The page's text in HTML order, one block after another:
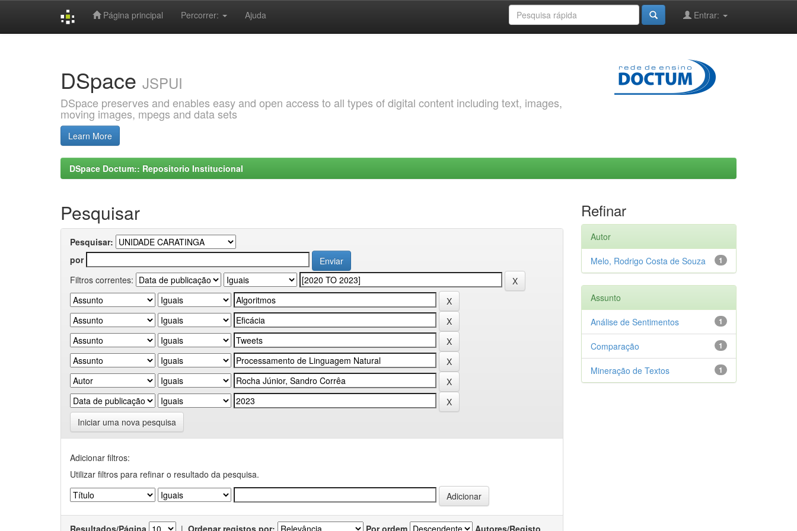
Página principal Percorrer: Ajuda Entrar:
DSpace JSPUI
DSpace preserves and enables easy and open access to all types of digital content including text, images,
moving images, mpegs and data sets
Learn More
DSpace Doctum:: Repositorio Institucional
Pesquisar
Pesquisar:
por
Filtros correntes:
Iniciar uma nova pesquisa
Adicionar filtros:
Utilizar filtros para refinar o resultado da pesquisa.
Resultados/Página | Ordenar registos por: Por ordem Autores/Registo
Refinar
Autor
1
Melo, Rodrigo Costa de Souza
Assunto
1
Análise de Sentimentos
1
Comparação
1
Mineração de Textos